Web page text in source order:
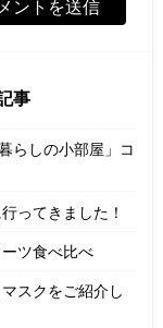
事
らしの小部屋」コ
ってきました！
ツ食べ比べ
スクをご紹介し